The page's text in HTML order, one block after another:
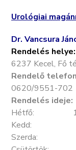
Urológiai
Dr. Vancsura
Rendelés helye:
6237 Kecel, Fő
Rendelő
0620/9551-702
Rendelés ideje:
Hétfő: